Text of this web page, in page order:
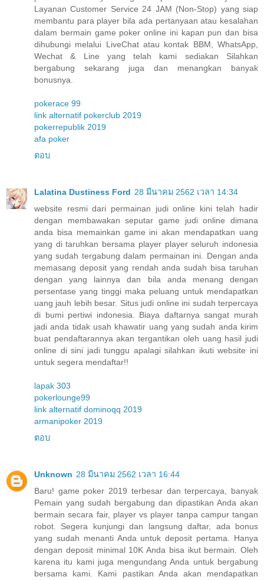
Layanan Customer Service 24 JAM (Non-Stop) yang siap
membantu para player bila ada pertanyaan atau kesalahan
dalam bermain game poker online ini kapan pun dan bisa
dihubungi melalui LiveChat atau kontak BBM, WhatsApp,
Wechat & Line yang telah kami sediakan Silahkan
bergabung sekarang juga dan menangkan banyak
bonusnya.
pokerace 99
link alternatif pokerclub 2019
pokerrepublik 2019
afa poker
ตอบ
Lalatina Dustiness Ford 28 มีนาคม 2562 เวลา 14:34
website resmi dari permainan judi online kini telah hadir
dengan membawakan seputar game judi online dimana
anda bisa memainkan game ini akan mendapatkan uang
yang di taruhkan bersama player player seluruh indonesia
yang sudah tergabung dalam permainan ini. Dengan anda
memasang deposit yang rendah anda sudah bisa taruhan
dengan yang lainnya dan bila anda menang dengan
persentase yang tinggi maka peluang untuk mendapatkan
uang jauh lebih besar. Situs judi online ini sudah terpercaya
di bumi pertiwi indonesia. Biaya daftarnya sangat murah
jadi anda tidak usah khawatir uang yang sudah anda kirim
buat pendaftarannya akan tergantikan oleh uang hasil judi
online di sini jadi tunggu apalagi silahkan ikuti website ini
untuk segera mendaftar!!
lapak 303
pokerlounge99
link alternatif dominoqq 2019
armanipoker 2019
ตอบ
Unknown 28 มีนาคม 2562 เวลา 16:44
Baru! game poker 2019 terbesar dan terpercaya, banyak
Pemain yang sudah bergabung dan dipastikan Anda akan
bermain secara fair, player vs player tanpa campur tangan
robot. Segera kunjungi dan langsung daftar, ada bonus
yang sudah menanti Anda untuk deposit pertama. Hanya
dengan deposit minimal 10K Anda bisa ikut bermain. Oleh
karena itu kami juga mengundang Anda untuk bergabung
bersama kami. Kami pastikan Anda akan mendapatkan